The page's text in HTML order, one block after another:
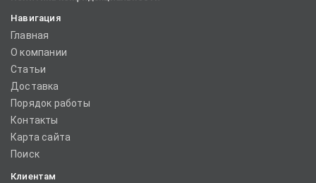
Навигация
Главная
О компании
Статьи
Доставка
Порядок работы
Контакты
Карта сайта
Поиск
Клиентам